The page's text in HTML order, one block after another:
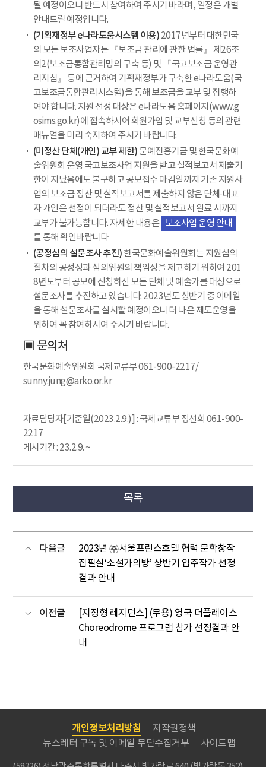
될 예정이오니 반드시 참여하여 주시기 바라며, 일정은 개별
안내드릴 예정입니다.
(기획재정부 e나라도움시스템 이용) 2017년부터 대한민국
의 모든 보조사업자는 『보조금 관리에 관한 법률』 제26조
의2(보조금통합관리망의 구축 등) 및 『국고보조금 운영관
리지침』 등에 근거하여 기획재정부가 구축한 e나라도움(국
고보조금통합관리시스템)을 통해 보조금을 교부 및 집행하
여야 합니다. 지원 선정 대상은 e나라도움 홈페이지(www.g
osims.go.kr)에 접속하시어 회원가입 및 교부신청 등의 관련
매뉴얼을 미리 숙지하여 주시기 바랍니다.
(미정산 단체(개인) 교부 제한) 문예진흥기금 및 한국문화예
술위원회 운영 국고보조사업 지원을 받고 실적보고서 제출기
한이 지났음에도 불구하고 공모접수 마감일까지 기존 지원사
업의 보조금 정산 및 실적보고서를 제출하지 않은 단체·대표
자 개인은 선정이 되더라도 정산 및 실적보고서 완료 시까지
교부가 불가능합니다. 자세한 내용은 보조사업 운영 안내
를 통해 확인바랍니다
(공정심의 설문조사 추진) 한국문화예술위원회는 지원심의
절차의 공정성과 심의위원의 책임성을 제고하기 위하여 201
8년도부터 공모에 신청하신 모든 단체 및 예술가를 대상으로
설문조사를 추진하고 있습니다. 2023년도 상반기 중 이메일
을 통해 설문조사를 실시할 예정이오니 더 나은 제도운영을
위하여 꼭 참여하시여 주시기 바랍니다.
▣ 문의처
한국문화예술위원회 국제교류부 061-900-2217/
sunny.jung@arko.or.kr
자료담당자[기준일(2023.2.9.)] : 국제교류부 정선희 061-900-
2217
게시기간 : 23.2.9. ~
목록
다음글
2023년 ㈜서울프린스호텔 협력 문학창작
집필실‘소설가의방’ 상반기 입주작가 선정
결과 안내
이전글
[지정형 레지던스] (무용) 영국 더플레이스
Choreodrome 프로그램 참가 선정결과 안
내
개인정보처리방침
저작권정책
뉴스레터 구독 및 이메일 무단수집거부
사이트맵